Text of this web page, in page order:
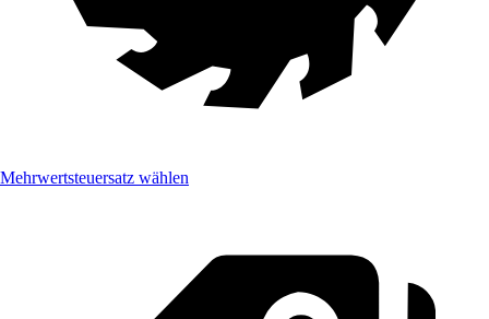
Mehrwertsteuersatz wählen